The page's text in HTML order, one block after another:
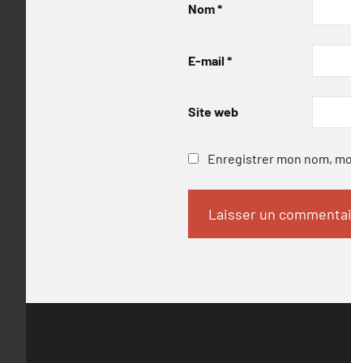
Nom*
E-mail *
Site web
Enregistrer mon nom,